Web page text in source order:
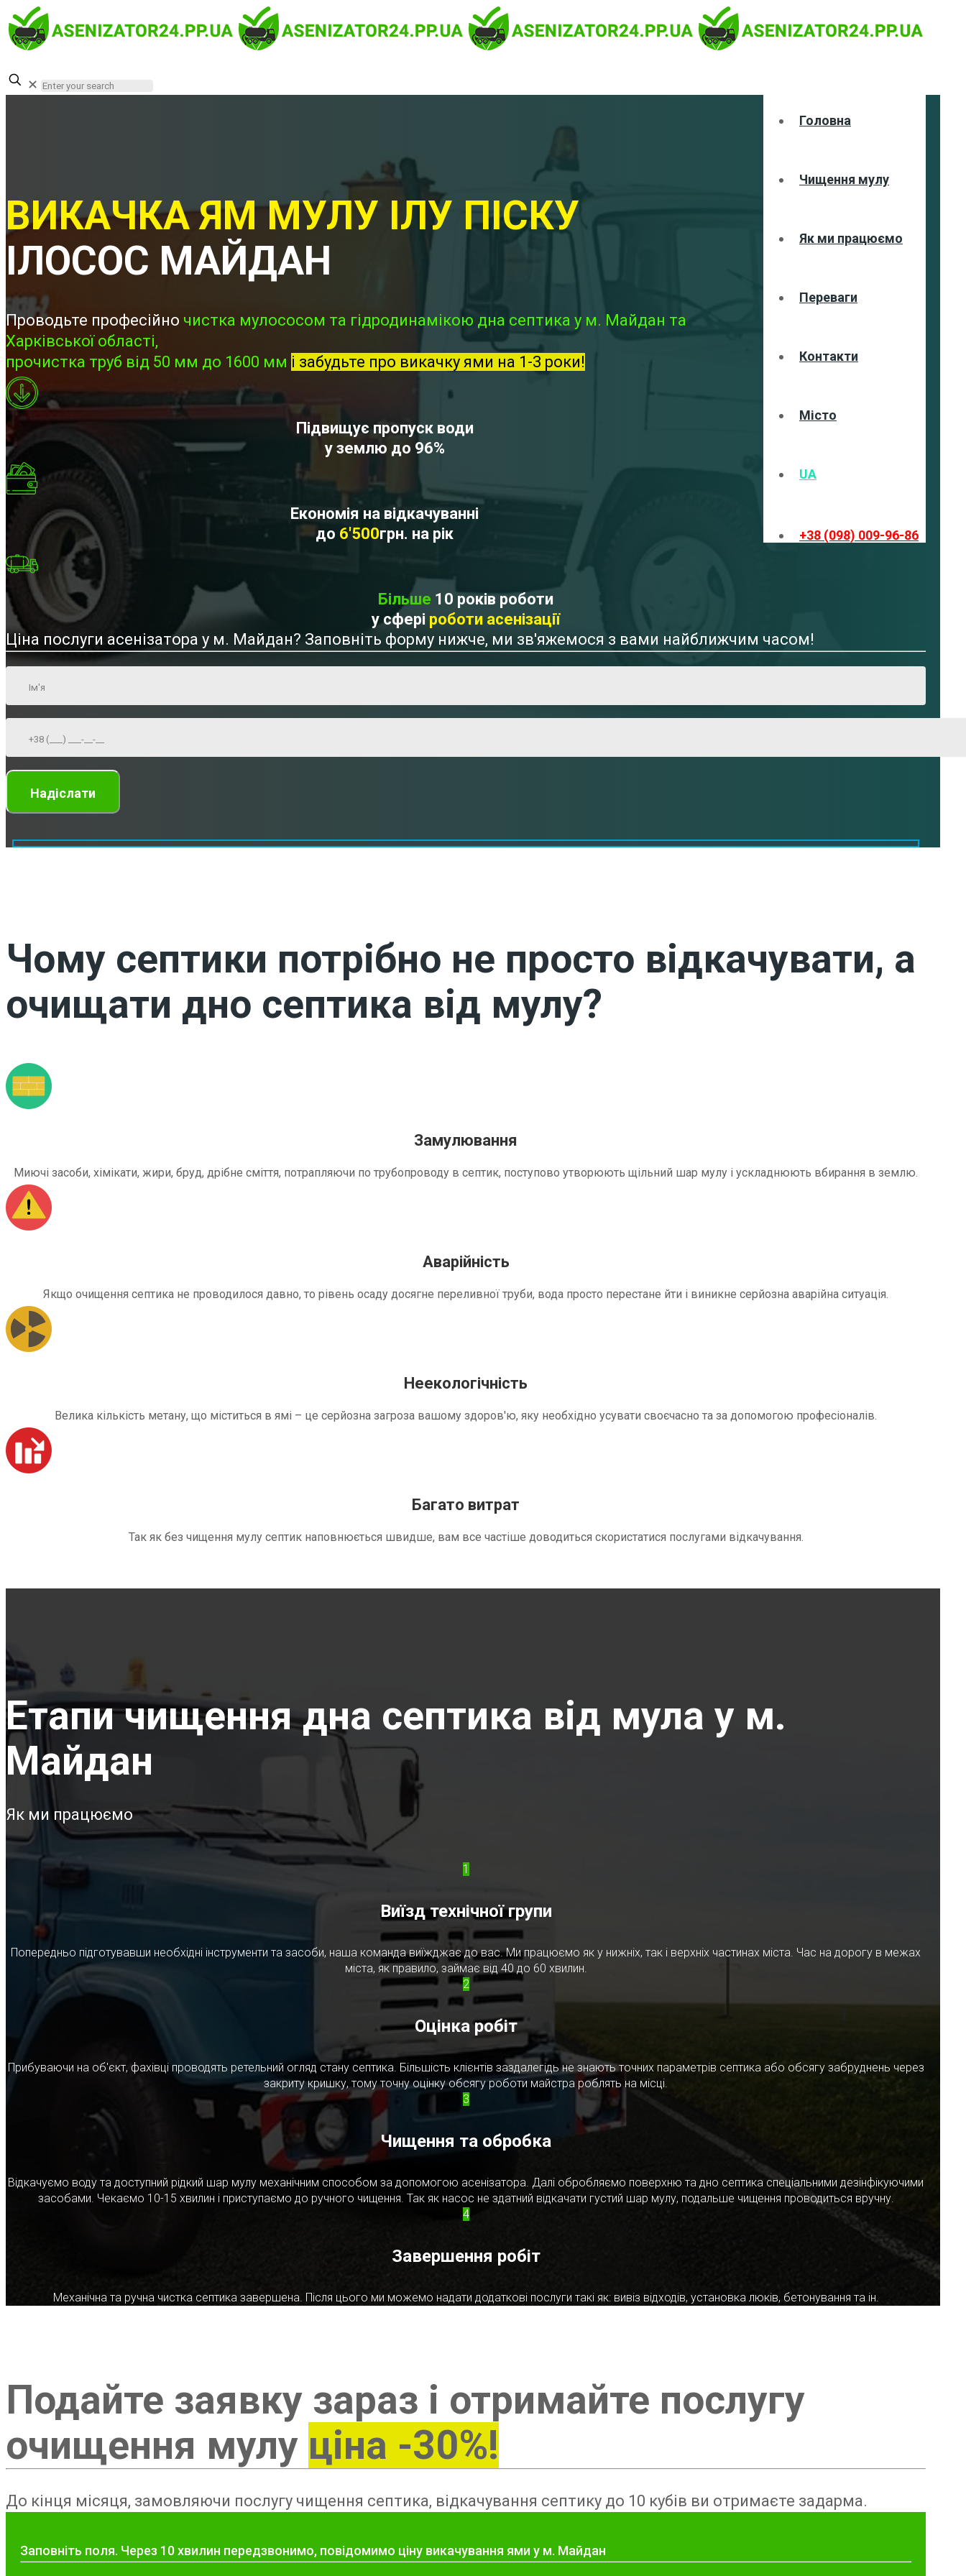
Головна
Чищення мулу
Як ми працюємо
Переваги
Контакти
Місто
UA
+38 (098) 009-96-86
✕
ВИКАЧКА ЯМ МУЛУ ІЛУ ПІСКУ
ІЛОСОС МАЙДАН
Проводьте професійно чистка мулососом та гідродинамікою дна септика у м. Майдан та
Харківської області,
прочистка труб від 50 мм до 1600 мм і забудьте про викачку ями на 1-3 роки!
Підвищує пропуск води
у землю до 96%
Економія на відкачуванні
до 6'500грн. на рік
Більше 10 років роботи
у сфері роботи асенізації
Ціна послуги асенізатора у м. Майдан? Заповніть форму нижче, ми зв'яжемося з вами найближчим часом!
Чому септики потрібно не просто відкачувати, а
очищати дно септика від мулу?
Замулювання
Миючі засоби, хімікати, жири, бруд, дрібне сміття, потрапляючи по трубопроводу в септик, поступово утворюють щільний шар мулу і ускладнюють вбирання в землю.
Аварійність
Якщо очищення септика не проводилося давно, то рівень осаду досягне переливної труби, вода просто перестане йти і виникне серйозна аварійна ситуація.
Неекологічність
Велика кількість метану, що міститься в ямі – це серйозна загроза вашому здоров'ю, яку необхідно усувати своєчасно та за допомогою професіоналів.
Багато витрат
Так як без чищення мулу септик наповнюється швидше, вам все частіше доводиться скористатися послугами відкачування.
Етапи чищення дна септика від мула у м.
Майдан
Як ми працюємо
1
Виїзд технічної групи
Попередньо підготувавши необхідні інструменти та засоби, наша команда виїжджає до вас. Ми працюємо як у нижніх, так і верхніх частинах міста. Час на дорогу в межах
міста, як правило, займає від 40 до 60 хвилин.
2
Оцінка робіт
Прибуваючи на об'єкт, фахівці проводять ретельний огляд стану септика. Більшість клієнтів заздалегідь не знають точних параметрів септика або обсягу забруднень через
закриту кришку, тому точну оцінку обсягу роботи майстра роблять на місці.
3
Чищення та обробка
Відкачуємо воду та доступний рідкий шар мулу механічним способом за допомогою асенізатора. Далі обробляємо поверхню та дно септика спеціальними дезінфікуючими
засобами. Чекаємо 10-15 хвилин і приступаємо до ручного чищення. Так як насос не здатний відкачати густий шар мулу, подальше чищення проводиться вручну.
4
Завершення робіт
Механічна та ручна чистка септика завершена. Після цього ми можемо надати додаткові послуги такі як: вивіз відходів, установка люків, бетонування та ін.
Подайте заявку зараз і отримайте послугу
очищення мулу ціна -30%!
До кінця місяця, замовляючи послугу чищення септика, відкачування септику до 10 кубів ви отримаєте задарма.
Заповніть поля. Через 10 хвилин передзвонимо, повідомимо ціну викачування ями у м. Майдан